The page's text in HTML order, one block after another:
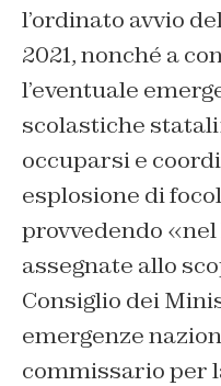
l’ordinato avvio
2021, nonché a
l’eventuale
scolastiche
occuparsi e
esplosione di
provvedendo
assegnate allo
Consiglio dei
emergenze
commissario per